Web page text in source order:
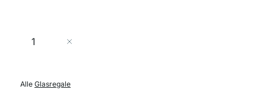
Menge
Alle Glasregale